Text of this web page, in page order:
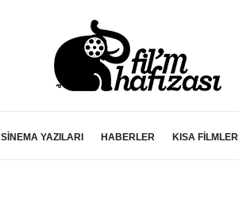
SİNEMA YAZILARI HABERLER KISA FİLMLER